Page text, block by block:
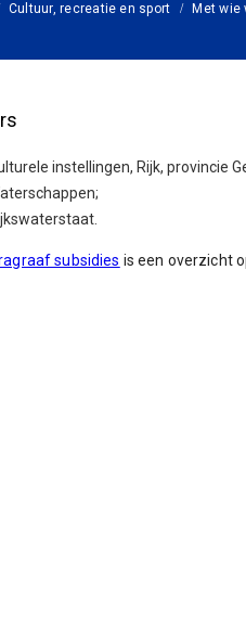
Cultuur, recreatie en sport Met wie
instellingen, Rijk, provincie
subsidies is een overzicht